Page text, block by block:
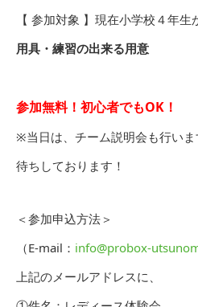
【 参加対象 】現在小学校４年
用具・練習の出来る用意
参加無料！初心者でもOK！
※当日は、チーム説明会も行い
待ちしております！
＜参加申込方法＞
（E-mail： info@probox-
上記のメールアドレスに、